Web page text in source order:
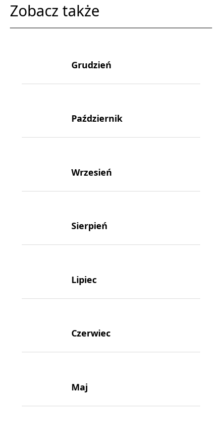
Zobacz także
Grudzień
Październik
Wrzesień
Sierpień
Lipiec
Czerwiec
Maj